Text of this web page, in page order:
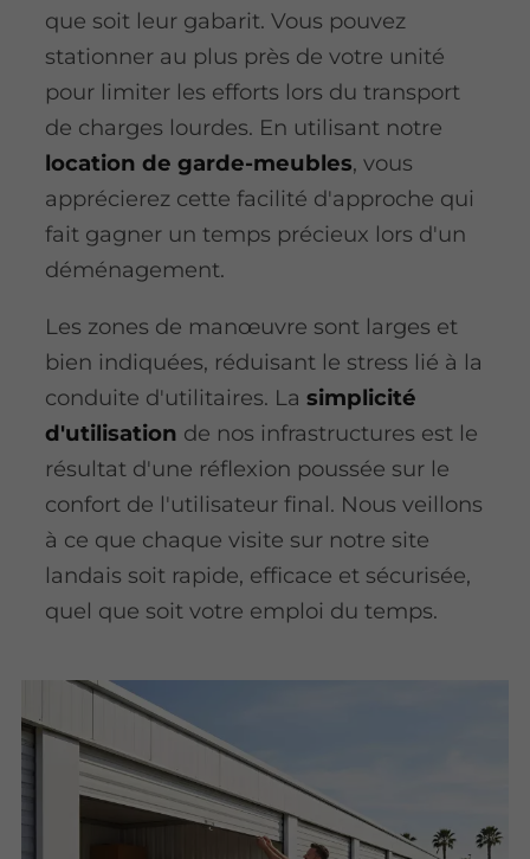
que soit leur gabarit. Vous pouvez
stationner au plus près de votre unité
pour limiter les efforts lors du transport
de charges lourdes. En utilisant notre
location de garde-meubles, vous
apprécierez cette facilité d'approche qui
fait gagner un temps précieux lors d'un
déménagement.
Les zones de manœuvre sont larges et
bien indiquées, réduisant le stress lié à la
conduite d'utilitaires. La simplicité
d'utilisation de nos infrastructures est le
résultat d'une réflexion poussée sur le
confort de l'utilisateur final. Nous veillons
à ce que chaque visite sur notre site
landais soit rapide, efficace et sécurisée,
quel que soit votre emploi du temps.